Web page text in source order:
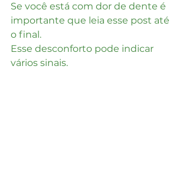
Se você está com dor de dente é
importante que leia esse post até
o final.
Esse desconforto pode indicar
vários sinais.